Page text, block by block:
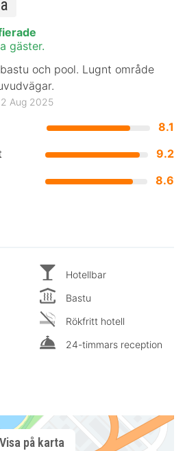
8.1
9.2
8.6
gäster.
och pool. Lugnt område
Aug 2025
Hotellbar
Bastu
Rökfritt hotell
24-timmars reception
Visa på karta